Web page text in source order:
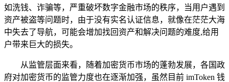
如洗钱、诈骗等，严重破坏数字金融市场的秩序，当用户遇到
资产被盗等问题时，由于没有实名认证信息，就像在茫茫大海
中失去了导航，可能会增加找回资产和解决问题的难度,给用
户带来巨大的损失。
从监管层面来看，随着加密货币市场的蓬勃发展，各国政
府对加密货币的监管力度也在逐渐加强，虽然目前 imToken 钱